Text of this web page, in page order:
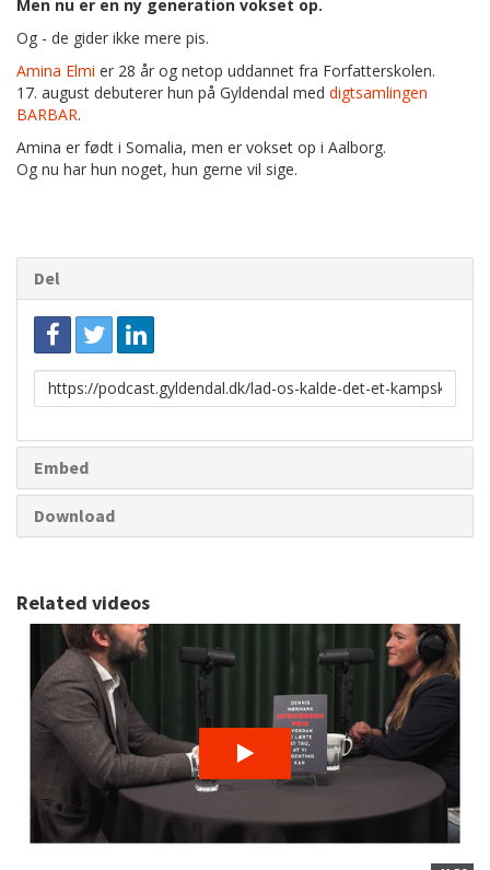
Men nu er en ny generation vokset op.
Og - de gider ikke mere pis.
Amina Elmi er 28 år og netop uddannet fra Forfatterskolen.
17. august debuterer hun på Gyldendal med digtsamlingen
BARBAR.
Amina er født i Somalia, men er vokset op i Aalborg.
Og nu har hun noget, hun gerne vil sige.
Del
Link
til
Embed
Download
Related videos